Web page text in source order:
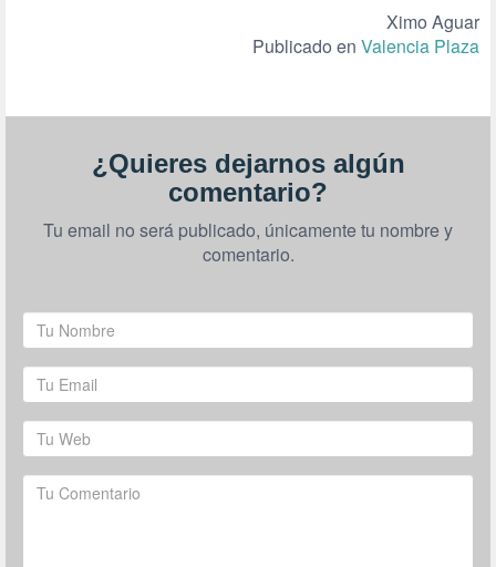
Ximo Aguar
Publicado en Valencia Plaza
¿Quieres dejarnos algún
comentario?
Tu email no será publicado, únicamente tu nombre y
comentario.